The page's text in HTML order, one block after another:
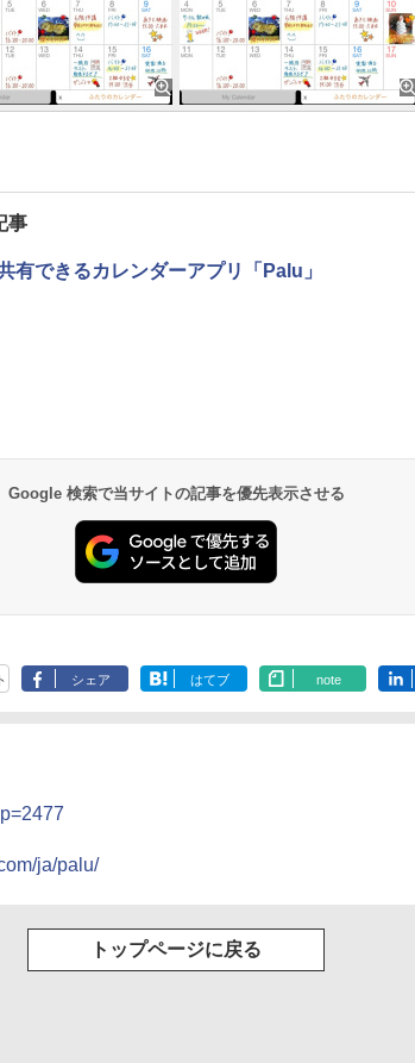
事
有できるカレンダーアプリ「Palu」
Google 検索で当サイトの記事を優先表示させる
シェア はてブ note
ja/palu/
トップページに戻る